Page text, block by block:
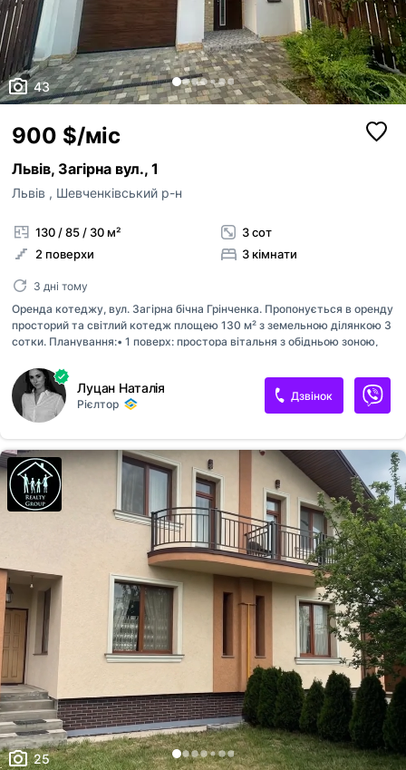
43
900 $/міс
Львів, Загірна вул., 1
Львів , Шевченківський р-н
130 / 85 / 30 м²
2 поверхи
3 сот
3 кімнати
3 дні тому
Оренда котеджу, вул. Загірна бічна Грінченка. Пропонується в оренду
просторий та світлий котедж площею 130 м² з земельною ділянкою 3
сотки. Планування:• 1 поверх: простора вітальня з обідньою зоною,
санвузол, балкон. Будинок повністю укомплектований меблями та
побутовою технікою. Великі панорамні вікна забезпечують багато
природного світла та затишну атмосферу. На території є затишне
подвір’я із зоною барбекю, місце для відпочинку та гараж за окрему
плату . Тихий та комфортний район з хорошим доїздом до міста.
Луцан Наталія
Рієлтор
Дзвінок
25